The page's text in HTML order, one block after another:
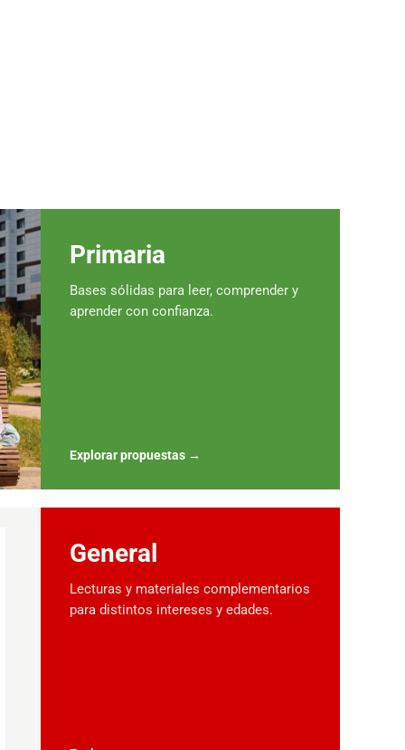
Primaria
Bases sólidas para leer, comprender y
aprender con confianza.
Explorar propuestas →
General
Lecturas y materiales complementarios
para distintos intereses y edades.